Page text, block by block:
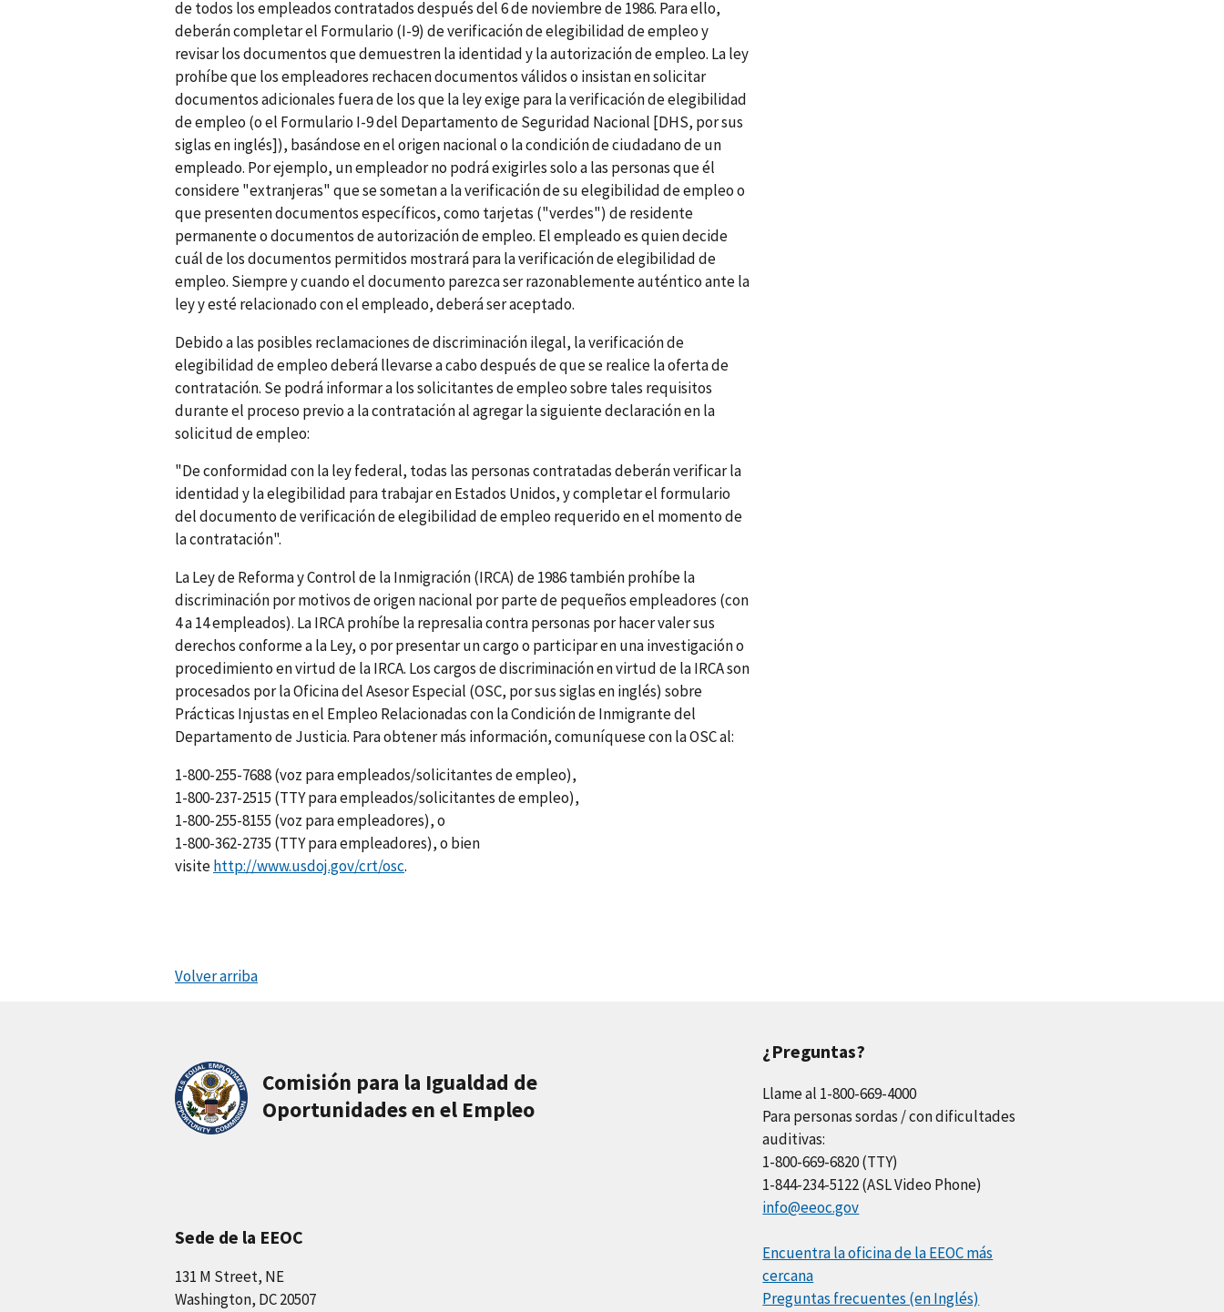
de todos los empleados contratados después del 6 de noviembre de 1986. Para ello,
deberán completar el Formulario (I-9) de verificación de elegibilidad de empleo y
revisar los documentos que demuestren la identidad y la autorización de empleo. La ley
prohíbe que los empleadores rechacen documentos válidos o insistan en solicitar
documentos adicionales fuera de los que la ley exige para la verificación de elegibilidad
de empleo (o el Formulario I-9 del Departamento de Seguridad Nacional [DHS, por sus
siglas en inglés]), basándose en el origen nacional o la condición de ciudadano de un
empleado. Por ejemplo, un empleador no podrá exigirles solo a las personas que él
considere "extranjeras" que se sometan a la verificación de su elegibilidad de empleo o
que presenten documentos específicos, como tarjetas ("verdes") de residente
permanente o documentos de autorización de empleo. El empleado es quien decide
cuál de los documentos permitidos mostrará para la verificación de elegibilidad de
empleo. Siempre y cuando el documento parezca ser razonablemente auténtico ante la
ley y esté relacionado con el empleado, deberá ser aceptado.
Debido a las posibles reclamaciones de discriminación ilegal, la verificación de
elegibilidad de empleo deberá llevarse a cabo después de que se realice la oferta de
contratación. Se podrá informar a los solicitantes de empleo sobre tales requisitos
durante el proceso previo a la contratación al agregar la siguiente declaración en la
solicitud de empleo:
"De conformidad con la ley federal, todas las personas contratadas deberán verificar la
identidad y la elegibilidad para trabajar en Estados Unidos, y completar el formulario
del documento de verificación de elegibilidad de empleo requerido en el momento de
la contratación".
La Ley de Reforma y Control de la Inmigración (IRCA) de 1986 también prohíbe la
discriminación por motivos de origen nacional por parte de pequeños empleadores (con
4 a 14 empleados). La IRCA prohíbe la represalia contra personas por hacer valer sus
derechos conforme a la Ley, o por presentar un cargo o participar en una investigación o
procedimiento en virtud de la IRCA. Los cargos de discriminación en virtud de la IRCA son
procesados por la Oficina del Asesor Especial (OSC, por sus siglas en inglés) sobre
Prácticas Injustas en el Empleo Relacionadas con la Condición de Inmigrante del
Departamento de Justicia. Para obtener más información, comuníquese con la OSC al:
1-800-255-7688 (voz para empleados/solicitantes de empleo),
1-800-237-2515 (TTY para empleados/solicitantes de empleo),
1-800-255-8155 (voz para empleadores), o
1-800-362-2735 (TTY para empleadores), o bien
visitehttp://www.usdoj.gov/crt/osc.
Volver arriba
Comisión para la Igualdad de
Oportunidades en el Empleo
Sede de la EEOC
131 M Street, NE
Washington, DC 20507
¿Preguntas?
Llame al 1-800-669-4000
Para personas sordas / con dificultades
auditivas:
1-800-669-6820 (TTY)
1-844-234-5122 (ASL Video Phone)
info@eeoc.gov
Encuentra la oficina de la EEOC más
cercana
Preguntas frecuentes (en Inglés)